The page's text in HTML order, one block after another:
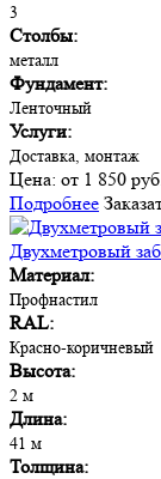
3
Столбы:
металл
Фундамент:
Ленточный
Услуги:
Доставка, монтаж
Цена: от 1 850
Подробнее
Двухметровый
Материал:
Профнастил
RAL:
Красно-коричневый
Высота:
2 м
Длина:
41 м
Толщина: